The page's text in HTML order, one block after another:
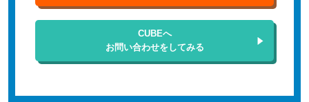
CUBEへ
お問い合わせをしてみる